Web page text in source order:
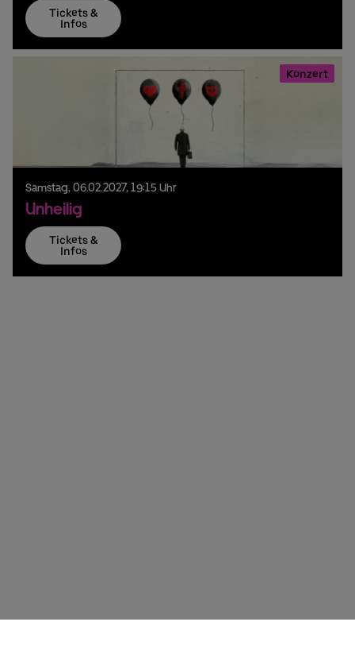
Tickets &
Infos
Konzert
Samstag, 06.02.2027, 19:15 Uhr
Unheilig
Tickets &
Infos